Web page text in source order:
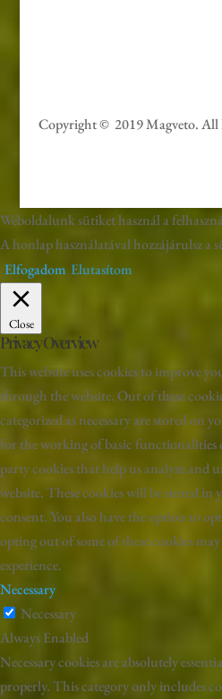
Copyright © 2019 Magveto. All
Weboldalunk sütiket használ a
A honlap használatával hozzájárulsz a
Elfogadom Elutasítom
Close
Privacy Overview
This website uses cookies to improve
through the website. Out of these
categorized as necessary are stored on
for the working of basic functionalities
party cookies that help us analyze and
website. These cookies will be stored
consent. You also have the option to
opting out of some of these cookies
experience.
Necessary
Necessary
Always Enabled
Necessary cookies are absolutely
properly. This category only includes